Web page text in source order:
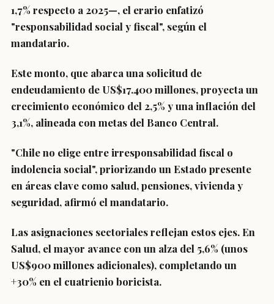
1,7% respecto a 2025—, el erario enfatizó
"responsabilidad social y fiscal", según el
mandatario.
Este monto, que abarca una solicitud de
endeudamiento de US$17.400 millones, proyecta un
crecimiento económico del 2,5% y una inflación del
3,1%, alineada con metas del Banco Central.
"Chile no elige entre irresponsabilidad fiscal o
indolencia social", priorizando un Estado presente
en áreas clave como salud, pensiones, vivienda y
seguridad, afirmó el mandatario.
Las asignaciones sectoriales reflejan estos ejes. En
Salud, el mayor avance con un alza del 5,6% (unos
US$900 millones adicionales), completando un
+30% en el cuatrienio boricista.